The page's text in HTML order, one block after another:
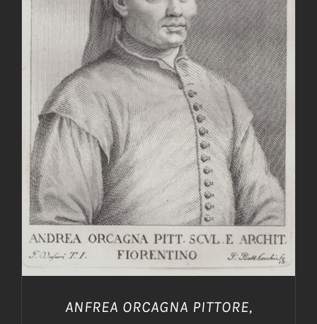
AGGIUNGI AL CARRELLO / DETTAGLI
ANFREA ORCAGNA PITTORE,